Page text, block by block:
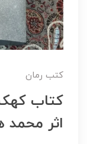
کتب رمان
کتاب
اثر محمد